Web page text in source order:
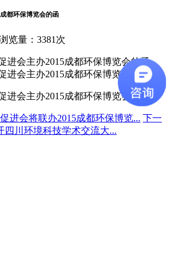
都环保博览会的函
览量：3381次
进会将联办2015成都环保博览... 下一
四川环境科技学术交流大...